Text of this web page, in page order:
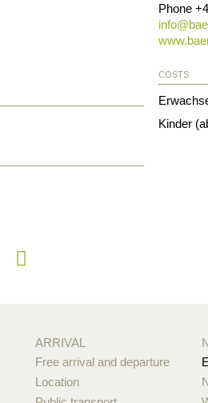
Phone
info@
COSTS
Kinder
ARRIVAL
Free arrival and departure
Location